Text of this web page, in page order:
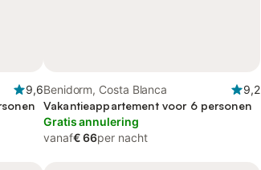
9,6Benidorm, Costa Blanca
9,2
Vakantieappartement voor 6 personen
Gratis annulering
vanaf€ 66per nacht